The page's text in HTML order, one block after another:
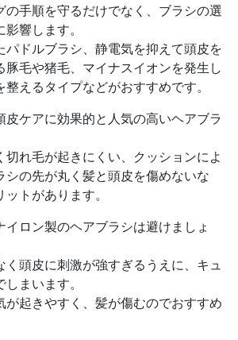
の手順を守るだけでなく、ブラシの選
響します。
パドルブラシ、静電気を抑えて頭皮を
豚毛や猪毛、マイナスイオンを発生し
えるタイプなどがおすすめです。
皮ケアに効果的と人気の高いヘアブラ
れ毛が起きにくい、クッションによ
シの先が丸く髪と頭皮を傷めないな
トがあります。
イロン製のヘアブラシは避けましょ
く頭皮に刺激が強すぎるうえに、キュ
まいます。
が起きやすく、髪が傷むのでおすすめ